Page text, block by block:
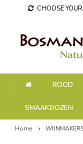
CHOOSE
ROOD
SMAAKDOZEN
Home